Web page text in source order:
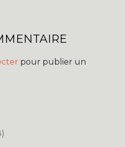
pour publier un